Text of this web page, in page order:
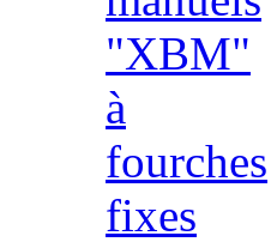
"XBM"
à
fourches
fixes